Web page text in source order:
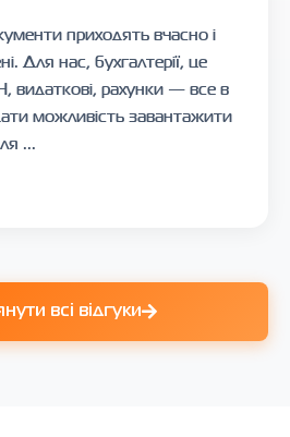
приходять вчасно і
Для нас, бухгалтерії, це
видаткові, рахунки — все в
можливість завантажити
...
всі відгуки